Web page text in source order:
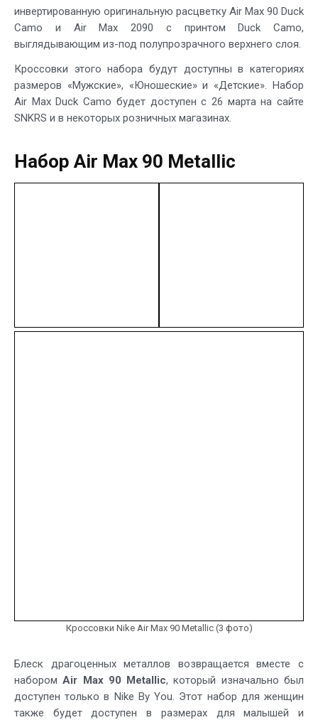
инвертированную оригинальную расцветку Air Max 90 Duck
Camo и Air Max 2090 с принтом Duck Camo,
выглядывающим из-под полупрозрачного верхнего слоя.
Кроссовки этого набора будут доступны в категориях
размеров «Мужские», «Юношеские» и «Детские». Набор
Air Max Duck Camo будет доступен с 26 марта на сайте
SNKRS и в некоторых розничных магазинах.
Набор Air Max 90 Metallic
Кроссовки Nike Air Max 90 Metallic (3 фото)
Блеск драгоценных металлов возвращается вместе с
наборомAir Max 90 Metallic, который изначально был
доступен только в Nike By You. Этот набор для женщин
также будет доступен в размерах для малышей и